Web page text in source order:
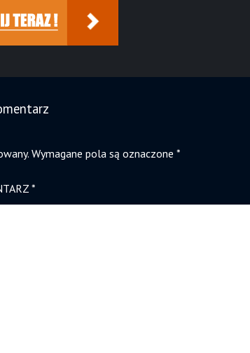
Wymagane pola są oznaczone *
*